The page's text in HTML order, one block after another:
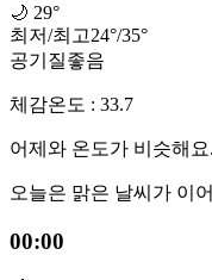
🌙 29°
최저/최고24°/35°
공기질좋음
체감온도 : 33.7
어제와 온도가 비슷해요.
오늘은 맑은 날씨가 이
00:00